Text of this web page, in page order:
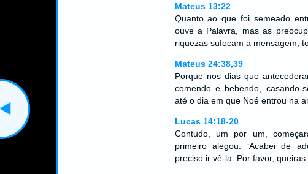
Mateus 13:22
Quanto ao que foi semeado
ouve a Palavra, mas as
riquezas sufocam a mensagem,
Mateus 24:38,39
Porque nos dias que
comendo e bebendo, casando-
até o dia em que Noé entrou na
Lucas 14:18-20
Contudo, um por um,
primeiro alegou: ‘Acabei de
preciso ir vê-la. Por favor, queiras